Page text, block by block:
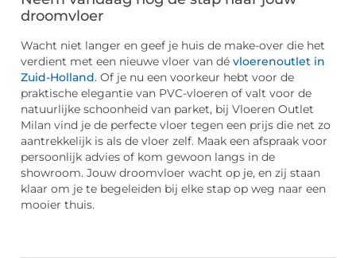
droomvloer
Wacht niet langer en geef je huis de make-over die het
verdient met een nieuwe vloer van dé vloerenoutlet in
Zuid-Holland. Of je nu een voorkeur hebt voor de
praktische elegantie van PVC-vloeren of valt voor de
natuurlijke schoonheid van parket, bij Vloeren Outlet
Milan vind je de perfecte vloer tegen een prijs die net zo
aantrekkelijk is als de vloer zelf. Maak een afspraak voor
persoonlijk advies of kom gewoon langs in de
showroom. Jouw droomvloer wacht op je, en zij staan
klaar om je te begeleiden bij elke stap op weg naar een
mooier thuis.